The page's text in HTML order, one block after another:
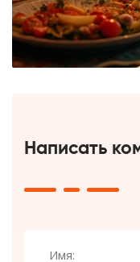
Написать